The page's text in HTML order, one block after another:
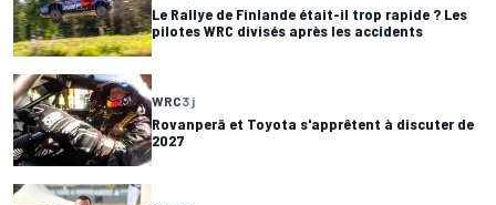
Le Rallye de Finlande était-il trop rapide ? Les
pilotes WRC divisés après les accidents
WRC3 j
Rovanperä et Toyota s'apprêtent à discuter de
2027